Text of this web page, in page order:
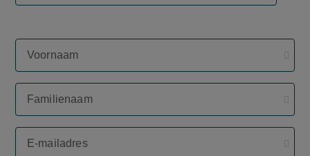
Voornaam
Familienaam
E-mailadres